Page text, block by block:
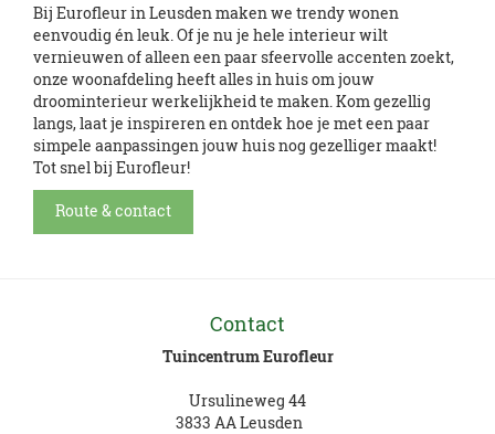
Bij Eurofleur in Leusden maken we trendy wonen
eenvoudig én leuk. Of je nu je hele interieur wilt
vernieuwen of alleen een paar sfeervolle accenten zoekt,
onze woonafdeling heeft alles in huis om jouw
droominterieur werkelijkheid te maken. Kom gezellig
langs, laat je inspireren en ontdek hoe je met een paar
simpele aanpassingen jouw huis nog gezelliger maakt!
Tot snel bij Eurofleur!
Route & contact
Contact
Tuincentrum Eurofleur
Ursulineweg 44
3833 AA Leusden